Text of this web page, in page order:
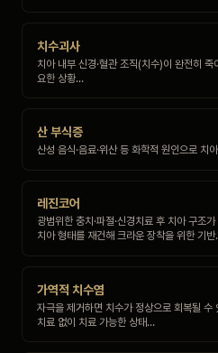
치수괴사
치아 내부 신경·혈관 조직(치수)이 완전히
요한 상황…
산 부식증
산성 음식·음료·위산 등 화학적 원인으로 치
레진코어
광범위한 충치·파절·신경치료 후 치아 구조
치아 형태를 재건해 크라운 장착을 위한 기
가역적 치수염
자극을 제거하면 치수가 정상으로 회복될 수
치료 없이 치료 가능한 상태…